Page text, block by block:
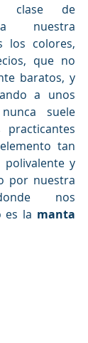
clase de
nuestra
los colores,
que no
baratos, y
a unos
suele
tan
polivalente y
por nuestra
nos
es la manta